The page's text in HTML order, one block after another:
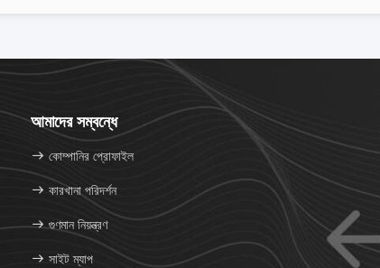
আমাদের সম্বন্ধে
কোম্পানির প্রোফাইল
কারখানা পরিদর্শন
গুণমান নিয়ন্ত্রণ
সাইট ম্যাপ